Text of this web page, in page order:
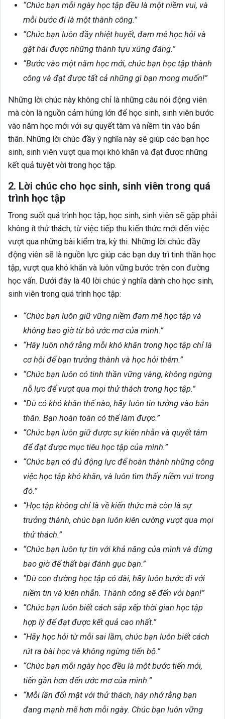
“Chúc bạn mỗi ngày học tập đều là một niềm vui, và
mỗi bước đi là một thành công.”
“Chúc bạn luôn đầy nhiệt huyết, đam mê học hỏi và
gặt hái được những thành tựu xứng đáng.”
“Bước vào một năm học mới, chúc bạn học tập thành
công và đạt được tất cả những gì bạn mong muốn!”
Những lời chúc này không chỉ là những câu nói động viên
mà còn là nguồn cảm hứng lớn để học sinh, sinh viên bước
vào năm học mới với sự quyết tâm và niềm tin vào bản
thân. Những lời chúc đầy ý nghĩa này sẽ giúp các bạn học
sinh, sinh viên vượt qua mọi khó khăn và đạt được những
kết quả tuyệt vời trong học tập.
2. Lời chúc cho học sinh, sinh viên trong quá
trình học tập
Trong suốt quá trình học tập, học sinh, sinh viên sẽ gặp phải
không ít thử thách, từ việc tiếp thu kiến thức mới đến việc
vượt qua những bài kiểm tra, kỳ thi. Những lời chúc đầy
động viên sẽ là nguồn lực giúp các bạn duy trì tinh thần học
tập, vượt qua khó khăn và luôn vững bước trên con đường
học vấn. Dưới đây là 40 lời chúc ý nghĩa dành cho học sinh,
sinh viên trong quá trình học tập:
“Chúc bạn luôn giữ vững niềm đam mê học tập và
không bao giờ từ bỏ ước mơ của mình.”
“Hãy luôn nhớ rằng mỗi khó khăn trong học tập chỉ là
cơ hội để bạn trưởng thành và học hỏi thêm.”
“Chúc bạn luôn có tinh thần vững vàng, không ngừng
nỗ lực để vượt qua mọi thử thách trong học tập.”
“Dù có khó khăn thế nào, hãy luôn tin tưởng vào bản
thân. Bạn hoàn toàn có thể làm được.”
“Chúc bạn luôn giữ được sự kiên nhẫn và quyết tâm
để đạt được mục tiêu học tập của mình.”
“Chúc bạn có đủ động lực để hoàn thành những công
việc học tập khó khăn, và luôn tìm thấy niềm vui trong
đó.”
“Học tập không chỉ là về kiến thức mà còn là sự
trưởng thành, chúc bạn luôn kiên cường vượt qua mọi
thử thách.”
“Chúc bạn luôn tự tin với khả năng của mình và đừng
bao giờ để thất bại đánh gục bạn.”
“Dù con đường học tập có dài, hãy luôn bước đi với
niềm tin và kiên nhẫn. Thành công sẽ đến với bạn!”
“Chúc bạn luôn biết cách sắp xếp thời gian học tập
hợp lý để đạt được kết quả cao nhất.”
“Hãy học hỏi từ mỗi sai lầm, chúc bạn luôn biết cách
rút ra bài học và không ngừng tiến bộ.”
“Chúc bạn mỗi ngày học đều là một bước tiến mới,
tiến gần hơn đến ước mơ của mình.”
“Mỗi lần đối mặt với thử thách, hãy nhớ rằng bạn
đang mạnh mẽ hơn mỗi ngày. Chúc bạn luôn vững